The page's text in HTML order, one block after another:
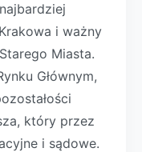
i ważny
Miasta.
Głównym,
który przez
i sądowe.